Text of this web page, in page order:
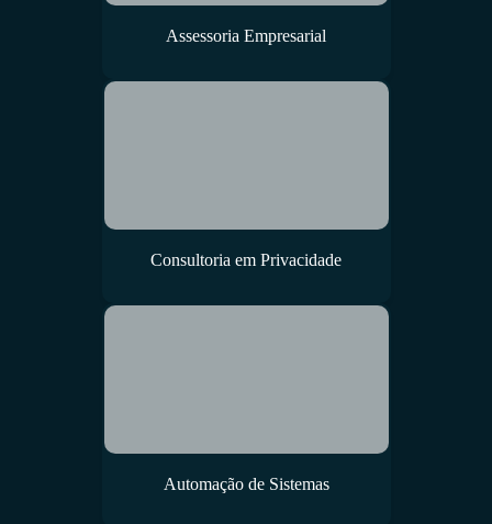
Assessoria Empresarial
Consultoria em Privacidade
Automação de Sistemas